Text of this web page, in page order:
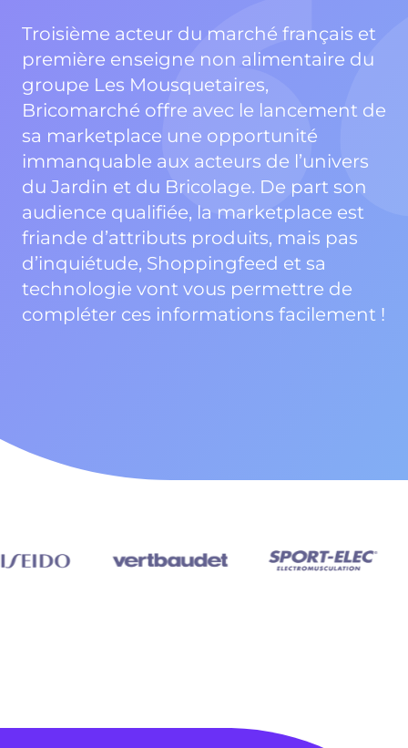
Troisième acteur du marché français et
première enseigne non alimentaire du
groupe Les Mousquetaires,
Bricomarché offre avec le lancement de
sa marketplace une opportunité
immanquable aux acteurs de l’univers
du Jardin et du Bricolage. De part son
audience qualifiée, la marketplace est
friande d’attributs produits, mais pas
d’inquiétude, Shoppingfeed et sa
technologie vont vous permettre de
compléter ces informations facilement !